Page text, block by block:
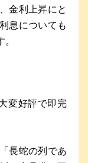
金利上昇にと
息についても
変好評で即完
長蛇の列であ